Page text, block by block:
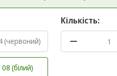
(червоний)
08 (білий)
Кількість: